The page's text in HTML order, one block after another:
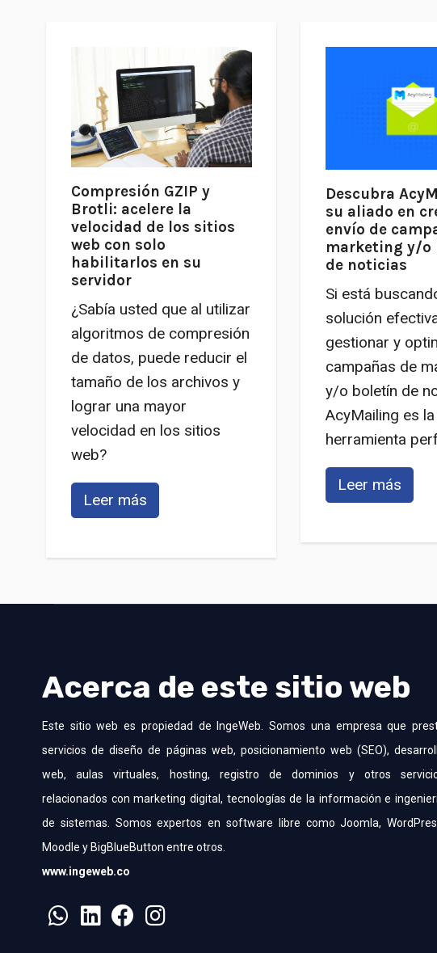
Compresión GZIP y
Brotli: acelere la
velocidad de los sitios
web con solo
habilitarlos en su
servidor
¿Sabía usted que al utilizar
algoritmos de compresión
de datos, puede reducir el
tamaño de los archivos y
lograr una mayor
velocidad en los sitios
web?
Leer más
Descubra
su aliado en
envío de
marketing y/o
de noticias
Si está
solución
gestionar y
campañas de
y/o boletín de
AcyMailing es la
herramienta
Leer más
Acerca de este sitio web
Este sitio web es propiedad de IngeWeb. Somos una empresa que
servicios de diseño de páginas web, posicionamiento web (SEO),
web, aulas virtuales, hosting, registro de dominios y otros
relacionados con marketing digital, tecnologías de la información e
de sistemas. Somos expertos en software libre como Joomla,
Moodle y BigBlueButton entre otros.
www.ingeweb.co